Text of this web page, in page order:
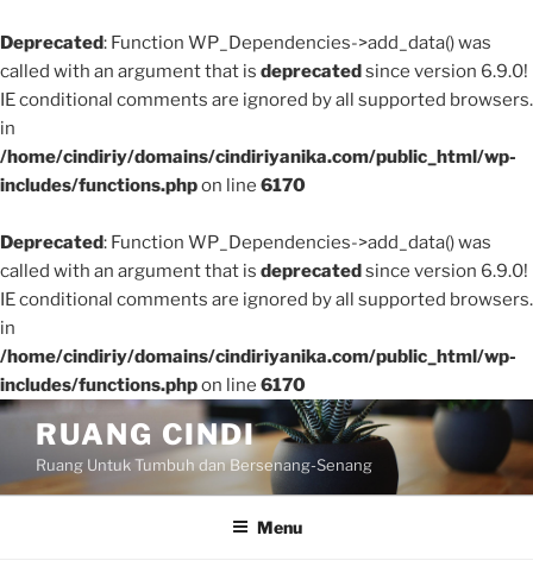
Deprecated: Function WP_Dependencies->add_data() was
called with an argument that is deprecatedsince version 6.9.0!
IE conditional comments are ignored by all supported browsers.
in
/home/cindiriy/domains/cindiriyanika.com/public_html/wp-
includes/functions.phpon line 6170
Deprecated: Function WP_Dependencies->add_data() was
called with an argument that is deprecatedsince version 6.9.0!
IE conditional comments are ignored by all supported browsers.
in
/home/cindiriy/domains/cindiriyanika.com/public_html/wp-
includes/functions.phpon line 6170
Skip
content
RUANG CINDI
Ruang Untuk Tumbuh dan Bersenang-Senang
Menu